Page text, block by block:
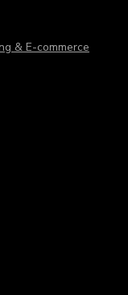
& E-commerce